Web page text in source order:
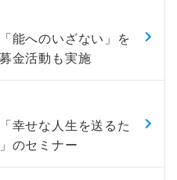
能へのいざない」を
金活動も実施
幸せな人生を送るた
のセミナー